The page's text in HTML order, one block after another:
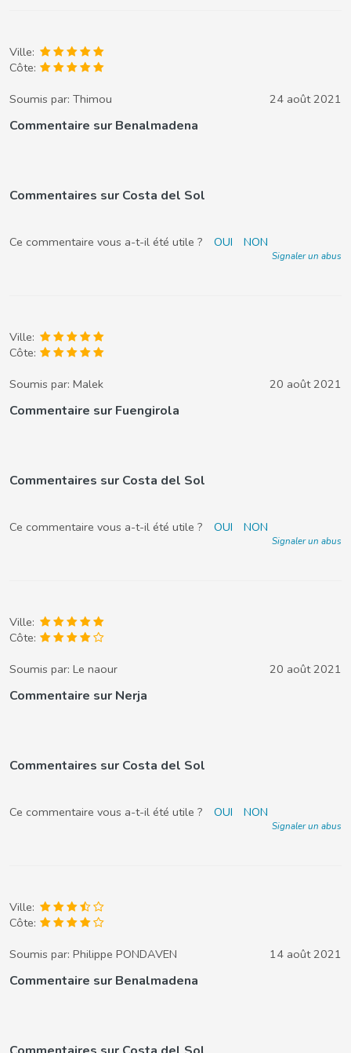
Ville:
Côte:
Soumis par: Thimou 24 août 2021
Commentaire sur Benalmadena
Commentaires sur Costa del Sol
Ce commentaire vous a-t-il été utile ? OUI NON
Signaler un abus
Ville:
Côte:
Soumis par: Malek 20 août 2021
Commentaire sur Fuengirola
Commentaires sur Costa del Sol
Ce commentaire vous a-t-il été utile ? OUI NON
Signaler un abus
Ville:
Côte:
Soumis par: Le naour 20 août 2021
Commentaire sur Nerja
Commentaires sur Costa del Sol
Ce commentaire vous a-t-il été utile ? OUI NON
Signaler un abus
Ville:
Côte:
Soumis par: Philippe PONDAVEN 14 août 2021
Commentaire sur Benalmadena